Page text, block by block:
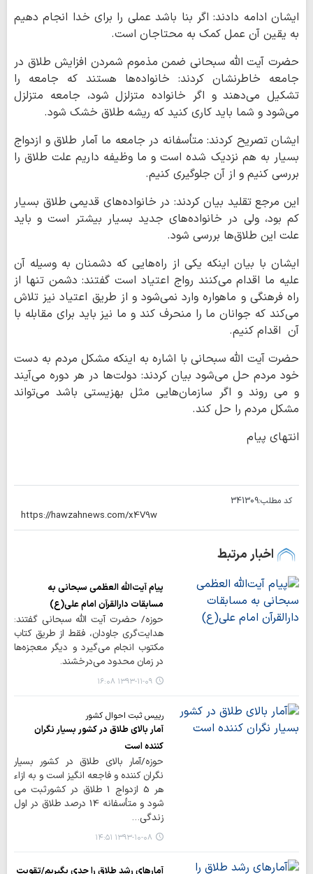
ایشان ادامه دادند: اگر بنا باشد عملی را برای خدا انجام دهیم
به یقین آن عمل کمک به محتاجان است.
حضرت آیت الله سبحانی ضمن مذموم شمردن افزایش طلاق در
جامعه خاطرنشان کردند: خانواده‌ها هستند که جامعه را
تشکیل می‌دهند و اگر خانواده‌ متزلزل شود، جامعه متزلزل
می‌شود و شما باید کاری کنید که ریشه طلاق خشک شود.
ایشان تصریح کردند: متأسفانه در جامعه ما آمار طلاق و ازدواج
بسیار به هم نزدیک شده است و ما وظیفه داریم علت طلاق را
بررسی کنیم و از آن جلوگیری کنیم.
این مرجع تقلید بیان کردند: در خانواده‌های قدیمی طلاق بسیار
کم بود، ولی در خانواده‌های جدید بسیار بیشتر است و باید
علت این طلاق‌ها بررسی شود.
ایشان با بیان اینکه یکی از راه‌هایی که دشمنان به وسیله آن
علیه ما اقدام می‌کنند رواج اعتیاد است گفتند: دشمن تنها از
راه فرهنگی و ماهواره وارد نمی‌شود و از طریق اعتیاد نیز تلاش
می‌کند که جوانان ما را منحرف کند و ما نیز باید برای مقابله با
آن اقدام کنیم.
حضرت آیت الله سبحانی با اشاره به اینکه مشکل مردم به دست
خود مردم حل می‌شود بیان کردند: دولت‌ها در هر دوره می‌آیند
و می روند و اگر سازمان‌هایی مثل بهزیستی باشد می‌تواند
مشکل مردم را حل کند.
انتهای پیام
کد مطلب:341309
اخبار مرتبط
پیام آیت‌الله العظمی سبحانی به
مسابقات دارالقرآن امام علی(ع)
حوزه/ حضرت آیت الله سبحانی گفتند:
هدایت‌گری جاودان، فقط از طریق کتاب
مکتوب انجام می‌گیرد و دیگر معجزه‌ها
در زمان محدود می‌درخشند.
۱۳۹۳-۱۱-۰۹ ۱۶:۰۸
رییس ثبت احوال کشور
آمار بالای طلاق در کشور بسیار نگران
کننده است
حوزه/آمار بالای طلاق در کشور بسیار
نگران کننده و فاجعه انگیز است و به ازاء
هر 5 ازدواج 1 طلاق در کشورثبت می
شود و متأسفانه 14 درصد طلاق در اول
زندگی…
۱۳۹۳-۱۰-۰۸ ۱۴:۵۱
آمارهای رشد طلاق را جدی بگیریم/تقویت